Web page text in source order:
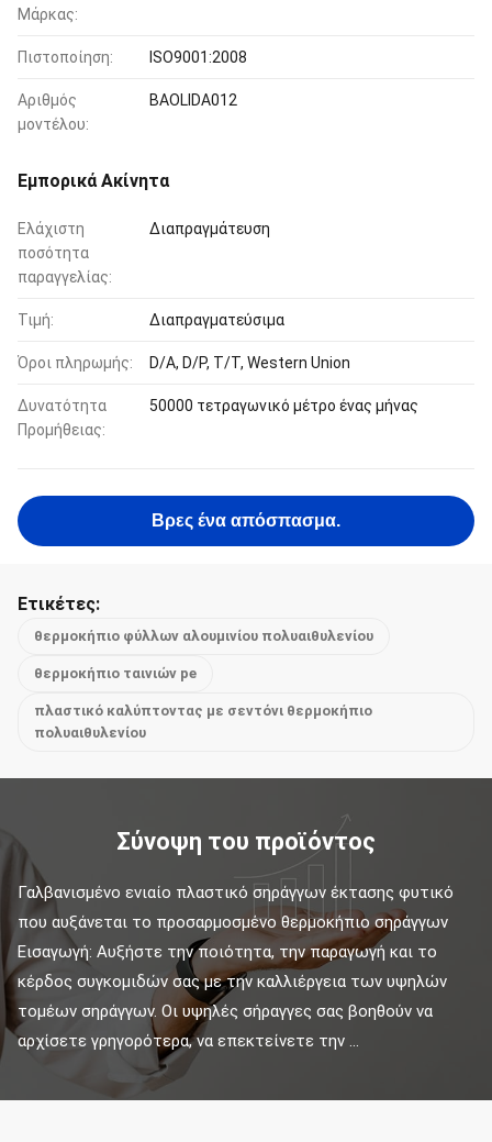
Μάρκας:
Πιστοποίηση: ISO9001:2008
Αριθμός
μοντέλου:
BAOLIDA012
Εμπορικά Ακίνητα
Ελάχιστη
ποσότητα
παραγγελίας:
Διαπραγμάτευση
Τιμή: Διαπραγματεύσιμα
Όροι πληρωμής: D/A, D/P, T/T, Western Union
Δυνατότητα
Προμήθειας:
50000 τετραγωνικό μέτρο ένας μήνας
Βρες ένα απόσπασμα.
Ετικέτες:
θερμοκήπιο φύλλων αλουμινίου πολυαιθυλενίου
θερμοκήπιο ταινιών pe
πλαστικό καλύπτοντας με σεντόνι θερμοκήπιο
πολυαιθυλενίου
Σύνοψη του προϊόντος
Γαλβανισμένο ενιαίο πλαστικό σηράγγων έκτασης φυτικό
που αυξάνεται το προσαρμοσμένο θερμοκήπιο σηράγγων
Εισαγωγή: Αυξήστε την ποιότητα, την παραγωγή και το
κέρδος συγκομιδών σας με την καλλιέργεια των υψηλών
τομέων σηράγγων. Οι υψηλές σήραγγες σας βοηθούν να
αρχίσετε γρηγορότερα, να επεκτείνετε την ...